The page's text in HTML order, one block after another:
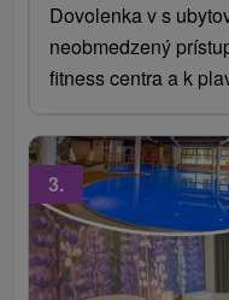
Dovolenka v s
neobmedzený
fitness centra a k
3.